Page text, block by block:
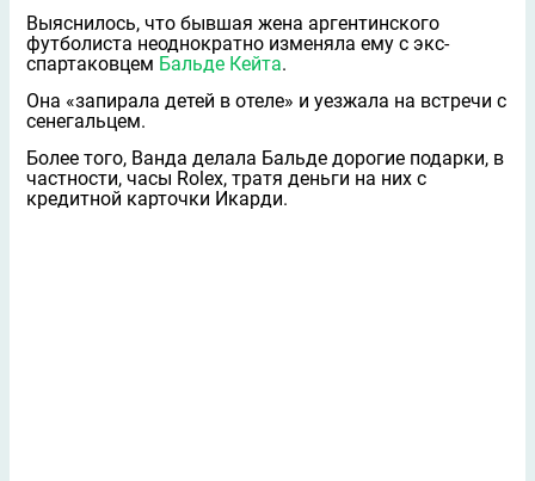
Выяснилось, что бывшая жена аргентинского
футболиста неоднократно изменяла ему с экс-
спартаковцем Бальде Кейта.
Она «запирала детей в отеле» и уезжала на встречи с
сенегальцем.
Более того, Ванда делала Бальде дорогие подарки, в
частности, часы Rolex, тратя деньги на них с
кредитной карточки Икарди.